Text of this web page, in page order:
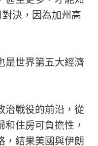
決，因為加州高
是世界第五大經濟
治戰役的前沿，從
住房可負擔性，
，結果美國與伊朗